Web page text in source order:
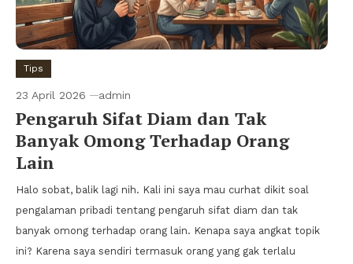
Tips
23 April 2026 admin
Pengaruh Sifat Diam dan Tak
Banyak Omong Terhadap Orang
Lain
Halo sobat, balik lagi nih. Kali ini saya mau curhat dikit soal
pengalaman pribadi tentang pengaruh sifat diam dan tak
banyak omong terhadap orang lain. Kenapa saya angkat topik
ini? Karena saya sendiri termasuk orang yang gak terlalu